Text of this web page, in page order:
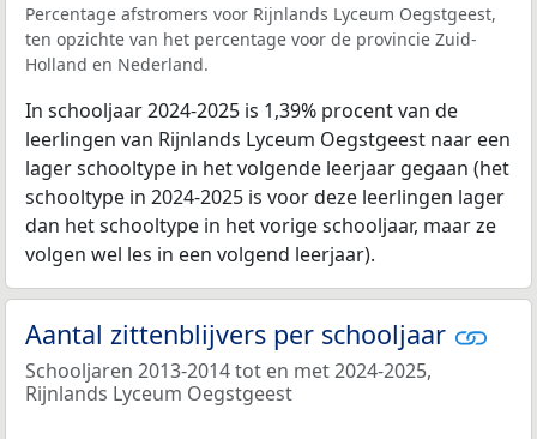
Percentage afstromers voor Rijnlands Lyceum Oegstgeest,
ten opzichte van het percentage voor de provincie Zuid-
Holland en Nederland.
In schooljaar 2024-2025 is 1,39% procent van de
leerlingen van Rijnlands Lyceum Oegstgeest naar een
lager schooltype in het volgende leerjaar gegaan (het
schooltype in 2024-2025 is voor deze leerlingen lager
dan het schooltype in het vorige schooljaar, maar ze
volgen wel les in een volgend leerjaar).
Aantal zittenblijvers per schooljaar
Schooljaren 2013-2014 tot en met 2024-2025,
Rijnlands Lyceum Oegstgeest